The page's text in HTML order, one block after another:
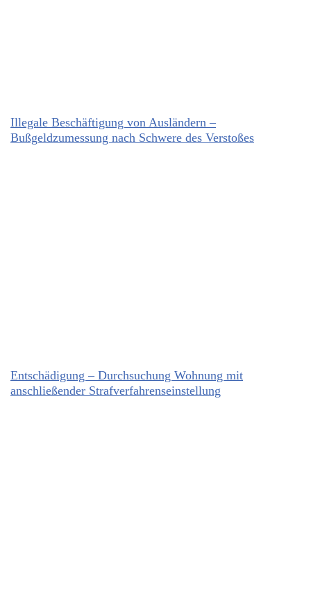
Illegale Beschäftigung von Ausländern –
Bußgeldzumessung nach Schwere des Verstoßes
Entschädigung – Durchsuchung Wohnung mit
anschließender Strafverfahrenseinstellung